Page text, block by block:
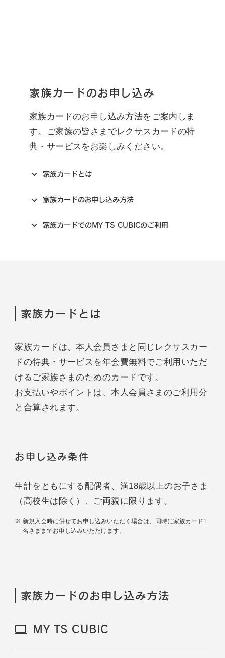
家族カードのお申し込み
家族カードのお申し込み方法をご案内しま
す。ご家族の皆さまでレクサスカードの特
典・サービスをお楽しみください。
家族カードとは
家族カードのお申し込み方法
家族カードでのMY TS CUBICのご利用
家族カードとは
家族カードは、本人会員さまと同じレクサスカー
ドの特典・サービスを年会費無料でご利用いただ
けるご家族さまのためのカードです。
お支払いやポイントは、本人会員さまのご利用分
と合算されます。
お申し込み条件
生計をともにする配偶者、満18歳以上のお子さま
（高校生は除く）、ご両親に限ります。
新規入会時に併せてお申し込みいただく場合は、同時に家族カード1
名さままでお申し込みいただけます。
家族カードのお申し込み方法
MY TS CUBIC